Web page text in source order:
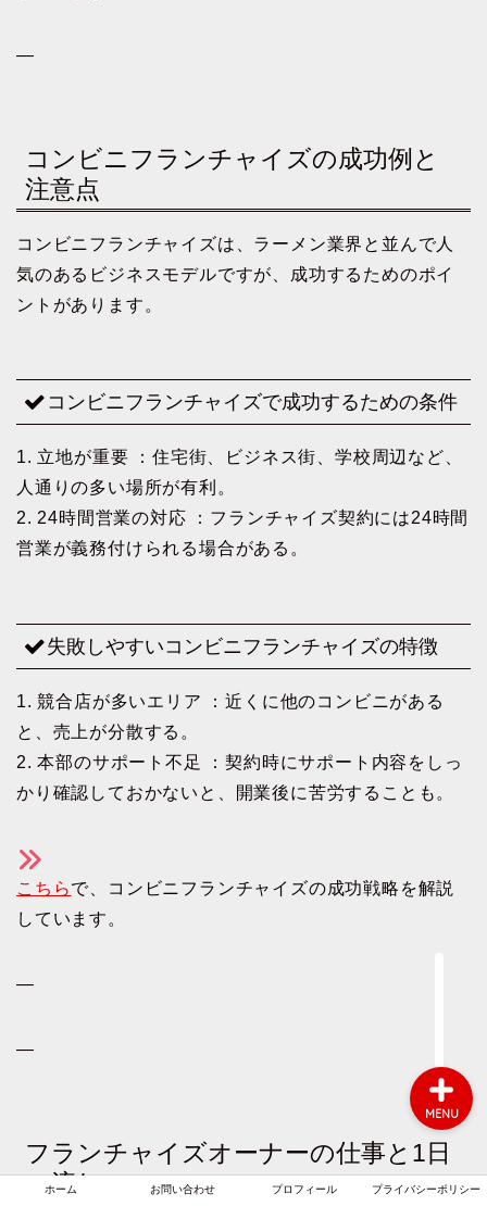
—
コンビニフランチャイズの成功例と
注意点
コンビニフランチャイズは、ラーメン業界と並んで人
気のあるビジネスモデルですが、成功するためのポイ
ントがあります。
コンビニフランチャイズで成功するための条件
1. 立地が重要 ：住宅街、ビジネス街、学校周辺など、
人通りの多い場所が有利。
2. 24時間営業の対応 ：フランチャイズ契約には24時間
営業が義務付けられる場合がある。
失敗しやすいコンビニフランチャイズの特徴
1. 競合店が多いエリア ：近くに他のコンビニがある
と、売上が分散する。
2. 本部のサポート不足 ：契約時にサポート内容をしっ
かり確認しておかないと、開業後に苦労することも。
こちらで、コンビニフランチャイズの成功戦略を解説
しています。
—
—
フランチャイズオーナーの仕事と1日
の流れ
ホーム お問い合わせ プロフィール プライバシーポリシー
MENU
ホーム